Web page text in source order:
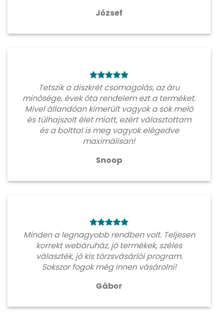
József
Tetszik a diszkrét csomagolás, az áru
minősége, évek óta rendelem ezt a terméket.
Mivel állandóan kimerült vagyok a sok meló
és túlhajszolt élet miatt, ezért választottam
és a bolttal is meg vagyok elégedve
maximálisan!
Snoop
Minden a legnagyobb rendben volt. Teljesen
korrekt webáruház, jó termékek, széles
választék, jó kis törzsvásárlói program.
Sokszor fogok még innen vásárolni!
Gábor